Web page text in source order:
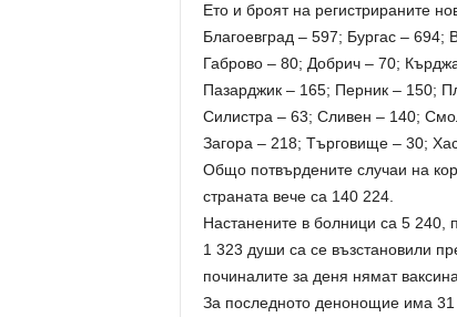
Ето и броят на регистрираните
Благоевград – 597; Бургас –
Габрово – 80; Добрич – 70;
Пазарджик – 165; Перник – 150;
Силистра – 63; Сливен – 140;
Загора – 218; Търговище – 30;
Общо потвърдените случаи на
страната вече са 140 224.
Настанените в болници са 5 240,
1 323 души са се възстановили
починалите за деня нямат
За последното денонощие има